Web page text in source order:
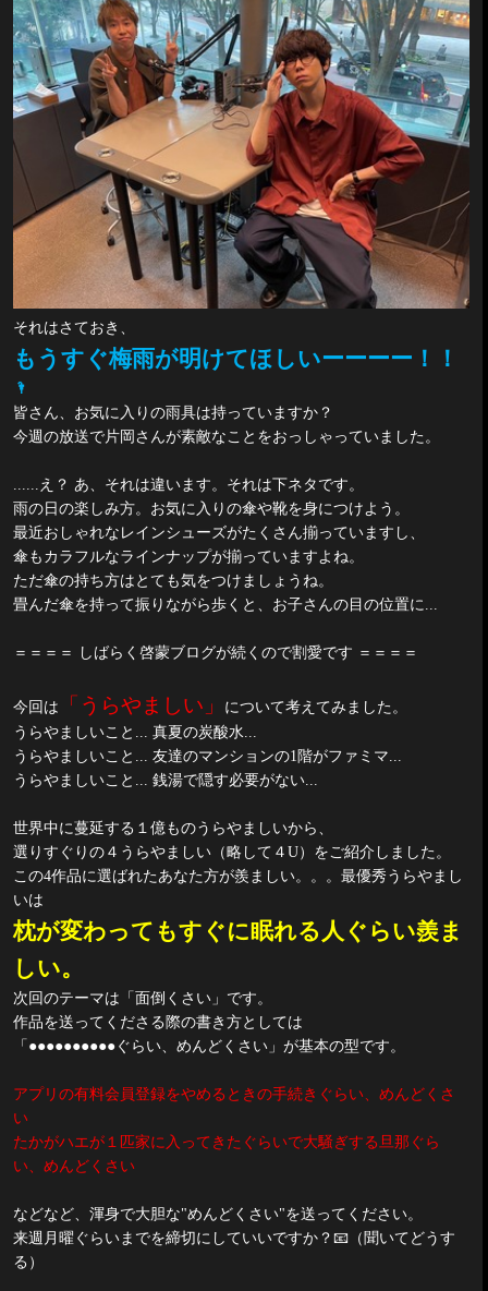
それはさておき、
もうすぐ梅雨が明けてほしいーーーー！！
🌂
皆さん、お気に入りの雨具は持っていますか？
今週の放送で片岡さんが素敵なことをおっしゃっていました。
......え？ あ、それは違います。それは下ネタです。
雨の日の楽しみ方。お気に入りの傘や靴を身につけよう。
最近おしゃれなレインシューズがたくさん揃っていますし、
傘もカラフルなラインナップが揃っていますよね。
ただ傘の持ち方はとても気をつけましょうね。
畳んだ傘を持って振りながら歩くと、お子さんの目の位置に...
＝＝＝＝ しばらく啓蒙ブログが続くので割愛です ＝＝＝＝
今回は 「うらやましい」
について考えてみました。
うらやましいこと... 真夏の炭酸水...
うらやましいこと... 友達のマンションの1 階がファミマ...
うらやましいこと... 銭湯で隠す必要がない...
世界中に蔓延する１億ものうらやましいから、
選りすぐりの４うらやましい（略して４ U）をご紹介しました。
この4作品に選ばれたあなた方が羨ましい。。。最優秀うらやまし
いは
枕が変わってもすぐに眠れる人ぐらい羨ま
しい。
次回のテーマは「面倒くさい」です。
作品を送ってくださる際の書き方としては
「●●●●●●●●●●ぐらい、めんどくさい」が基本の型です。
アプリの有料会員登録をやめるときの手続きぐらい、めんどくさ
い
たかがハエが１匹家に入ってきたぐらいで大騒ぎする旦那ぐら
い、めんどくさい
などなど、渾身で大胆な"めんどくさい"を送ってください。
来週月曜ぐらいまでを締切にしていいですか？ 📧 （聞いてどうす
る）